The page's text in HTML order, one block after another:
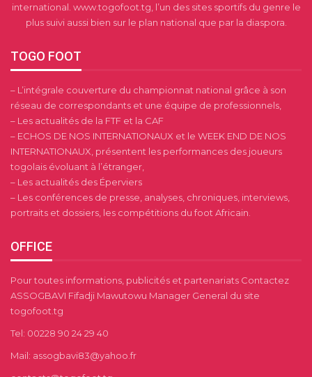
international. www.togofoot.tg, l’un des sites sportifs du genre le
plus suivi aussi bien sur le plan national que par la diaspora.
TOGO FOOT
– L’intégrale couverture du championnat national grâce à son
réseau de correspondants et une équipe de professionnels,
– Les actualités de la FTF et la CAF
– ECHOS DE NOS INTERNATIONAUX et le WEEK END DE NOS
INTERNATIONAUX, présentent les performances des joueurs
togolais évoluant à l’étranger,
– Les actualités des Éperviers
– Les conférences de presse, analyses, chroniques, interviews,
portraits et dossiers, les compétitions du foot Africain.
OFFICE
Pour toutes informations, publicités et partenariats Contactez
ASSOGBAVI Fifadji Mawutowu Manager General du site
togofoot.tg
Tel: 00228 90 24 29 40
Mail: assogbavi83@yahoo.fr